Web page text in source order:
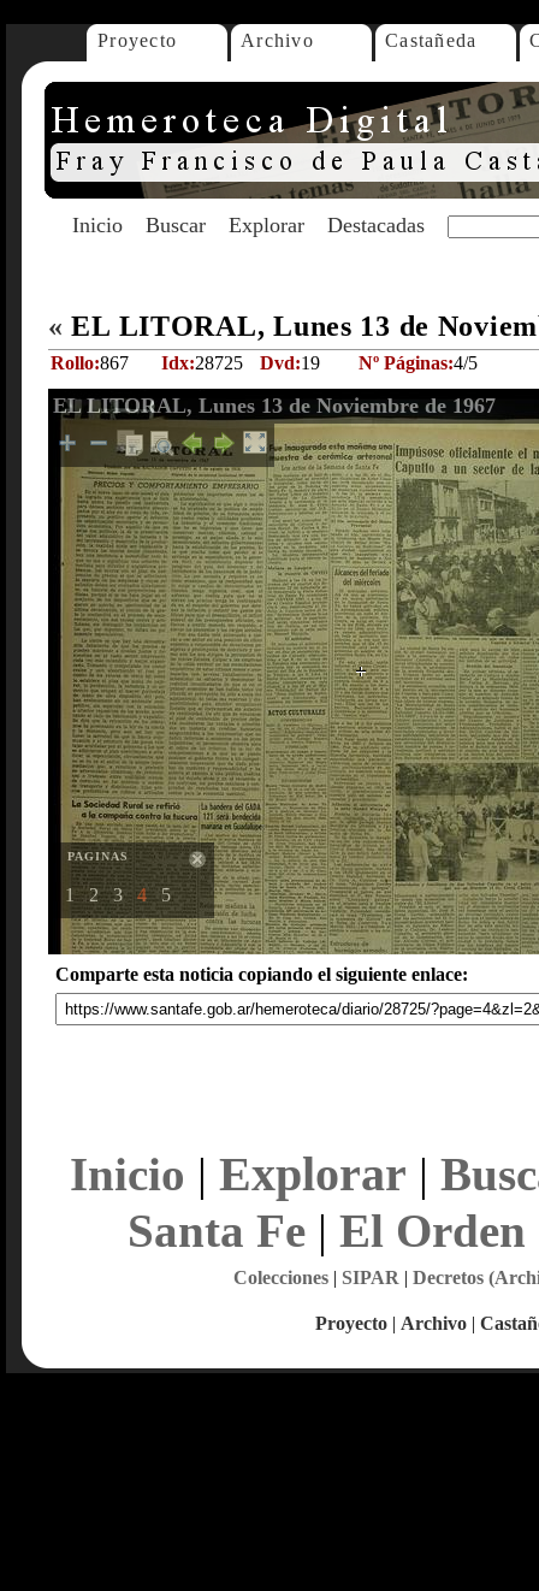
Proyecto Archivo Castañeda
Inicio Buscar Explorar Destacadas
« EL LITORAL, Lunes 13 de
Rollo:867 Idx:28725 Dvd:19 Nº Páginas:4/5
EL LITORAL, Lunes 13 de Noviembre de 1967
PAGINAS
1 2 3 4 5
Comparte esta noticia copiando el siguiente enlace:
Inicio | Explorar |
Santa Fe| El Orden
Colecciones| SIPAR | Decretos
Proyecto | Archivo |